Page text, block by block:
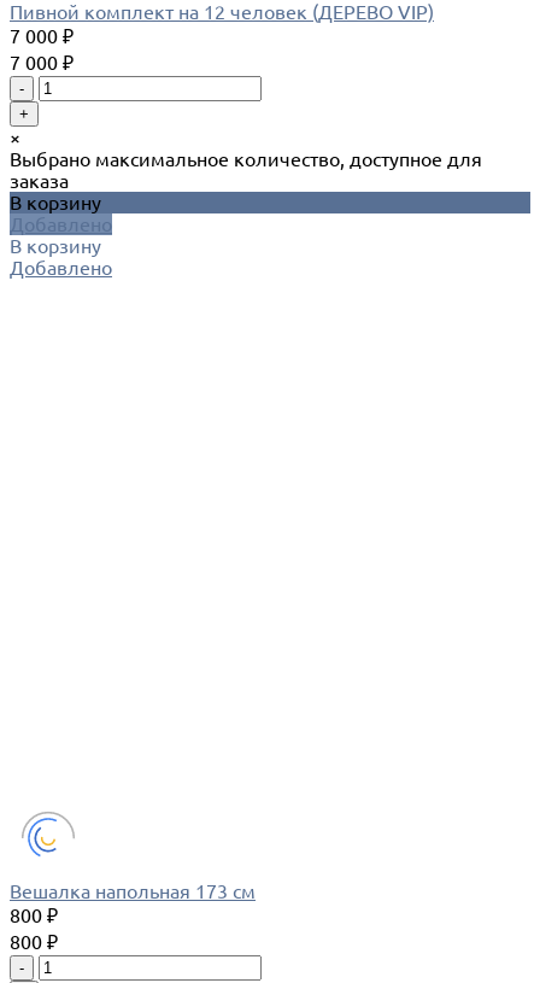
Пивной комплект на 12 человек (ДЕРЕВО VIP)
7 000 ₽
7 000 ₽
-
+
×
Выбрано максимальное количество, доступное для
заказа
В корзину
Добавлено
В корзину
Добавлено
Вешалка напольная 173 см
800 ₽
800 ₽
-